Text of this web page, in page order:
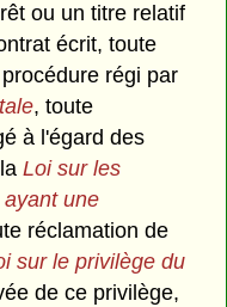
ou un titre relatif
écrit, toute
régi par
, toute
à l'égard des
laLoi sur les
une
réclamation de
sur le privilège du
de ce privilège,